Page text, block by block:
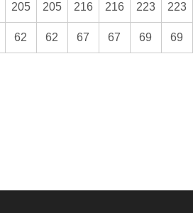
205 205 216 216 223 223
62 62 67 67 69 69